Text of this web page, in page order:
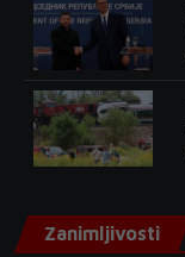
Zanimljivosti